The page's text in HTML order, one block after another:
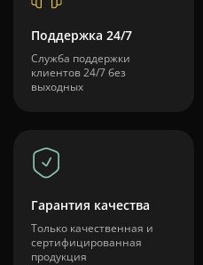
Поддержка 24/7
Служба поддержки
клиентов 24/7 без
выходных
Гарантия качества
Только качественная и
сертифицированная
продукция